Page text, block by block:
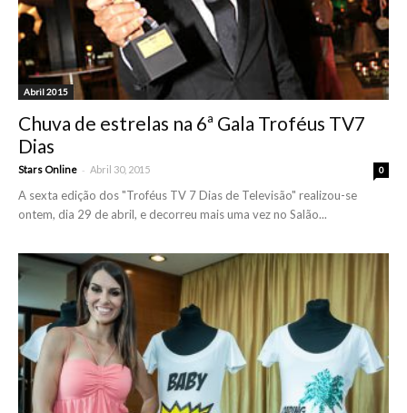
Abril 2015
Chuva de estrelas na 6ª Gala Troféus TV7
Dias
Stars Online - Abril 30, 2015 0
A sexta edição dos "Troféus TV 7 Dias de Televisão" realizou-se
ontem, dia 29 de abril, e decorreu mais uma vez no Salão...